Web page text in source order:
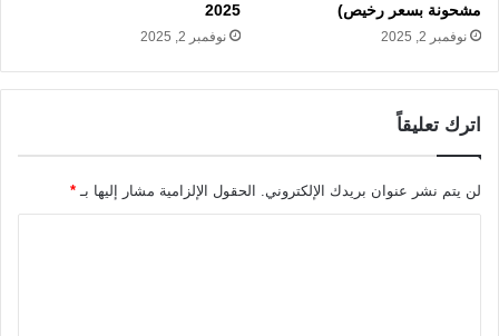
مشحونة بسعر رخيص)
نوفمبر 2, 2025
2025
نوفمبر 2, 2025
اترك تعليقاً
لن يتم نشر عنوان بريدك الإلكتروني. الحقول الإلزامية مشار إليها بـ *